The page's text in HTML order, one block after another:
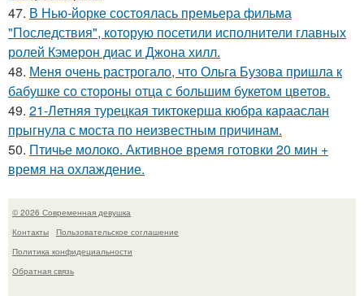
47. В Нью-йорке состоялась премьера фильма
"Последствия", которую посетили исполнители главных
ролей Кэмерон диас и Джона хилл.
48. Меня очень растрогало, что Ольга Бузова пришла к
бабушке со стороны отца с большим букетом цветов.
49. 21-Летняя турецкая тиктокерша кюбра карааслан
прыгнула с моста по неизвестным причинам.
50. Птичье молоко. Активное время готовки 20 мин +
время на охлаждение.
© 2026 Современная девушка
Контакты
Пользовательское соглашение
Политика конфидециальности
Обратная связь